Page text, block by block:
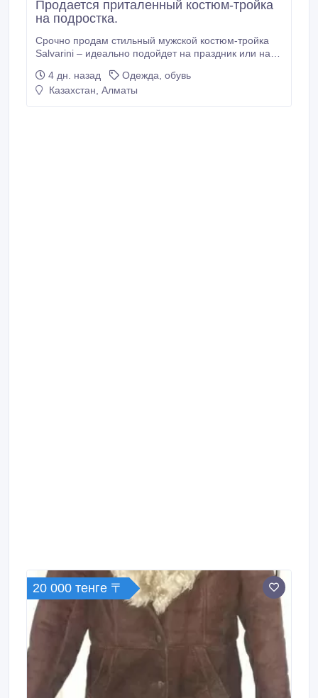
Продается приталенный костюм-тройка
на подростка.
Срочно продам стильный мужской костюм-тройка
Salvarini – идеально подойдет на праздник или на
тройка (пиджак, двубортный жилет, брюки), цвет
очень благородный и редкий – коричнево-
4 дн. назад
Одежда, обувь
Казахстан, Алматы
20 000 тенге 〒